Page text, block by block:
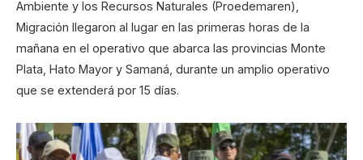
Ambiente y los Recursos Naturales (Proedemaren),
Migración llegaron al lugar en las primeras horas de la
mañana en el operativo que abarca las provincias Monte
Plata, Hato Mayor y Samaná, durante un amplio operativo
que se extenderá por 15 días.